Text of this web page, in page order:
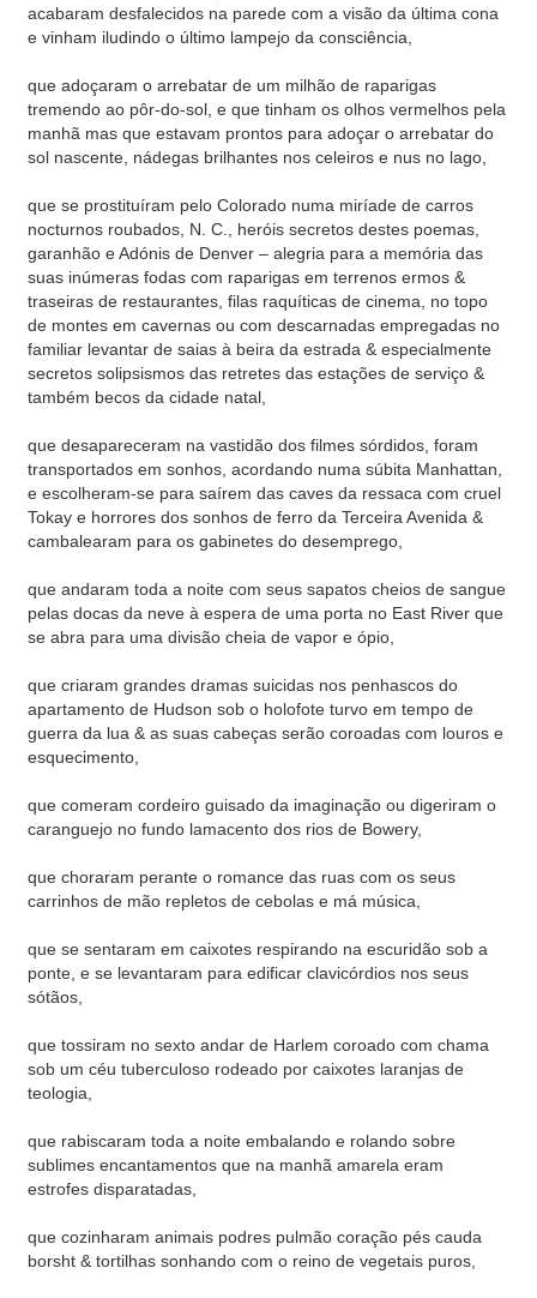
acabaram desfalecidos na parede com a visão da última cona
e vinham iludindo o último lampejo da consciência,
que adoçaram o arrebatar de um milhão de raparigas
tremendo ao pôr-do-sol, e que tinham os olhos vermelhos pela
manhã mas que estavam prontos para adoçar o arrebatar do
sol nascente, nádegas brilhantes nos celeiros e nus no lago,
que se prostituíram pelo Colorado numa miríade de carros
nocturnos roubados, N. C., heróis secretos destes poemas,
garanhão e Adónis de Denver – alegria para a memória das
suas inúmeras fodas com raparigas em terrenos ermos &
traseiras de restaurantes, filas raquíticas de cinema, no topo
de montes em cavernas ou com descarnadas empregadas no
familiar levantar de saias à beira da estrada & especialmente
secretos solipsismos das retretes das estações de serviço &
também becos da cidade natal,
que desapareceram na vastidão dos filmes sórdidos, foram
transportados em sonhos, acordando numa súbita Manhattan,
e escolheram-se para saírem das caves da ressaca com cruel
Tokay e horrores dos sonhos de ferro da Terceira Avenida &
cambalearam para os gabinetes do desemprego,
que andaram toda a noite com seus sapatos cheios de sangue
pelas docas da neve à espera de uma porta no East River que
se abra para uma divisão cheia de vapor e ópio,
que criaram grandes dramas suicidas nos penhascos do
apartamento de Hudson sob o holofote turvo em tempo de
guerra da lua & as suas cabeças serão coroadas com louros e
esquecimento,
que comeram cordeiro guisado da imaginação ou digeriram o
caranguejo no fundo lamacento dos rios de Bowery,
que choraram perante o romance das ruas com os seus
carrinhos de mão repletos de cebolas e má música,
que se sentaram em caixotes respirando na escuridão sob a
ponte, e se levantaram para edificar clavicórdios nos seus
sótãos,
que tossiram no sexto andar de Harlem coroado com chama
sob um céu tuberculoso rodeado por caixotes laranjas de
teologia,
que rabiscaram toda a noite embalando e rolando sobre
sublimes encantamentos que na manhã amarela eram
estrofes disparatadas,
que cozinharam animais podres pulmão coração pés cauda
borsht & tortilhas sonhando com o reino de vegetais puros,